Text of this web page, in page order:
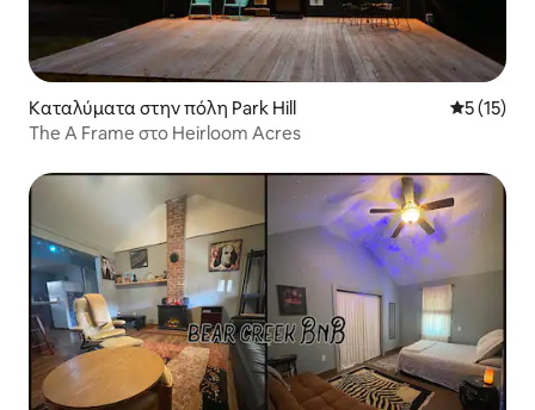
Καταλύματα στην πόλη Park Hill Μέση
5 (15)
The A Frame στο Heirloom Acres